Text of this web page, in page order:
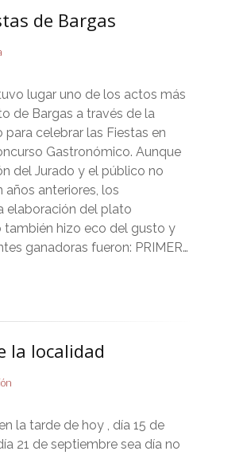
de Bargas
lugar uno de los actos más
de Bargas a través de la
celebrar las Fiestas en
Gastronómico. Aunque
del Jurado y el público no
anteriores, los
elaboración del plato
también hizo eco del gusto y
ganadoras fueron: PRIMER…
la localidad
la tarde de hoy , día 15 de
21 de septiembre sea día no